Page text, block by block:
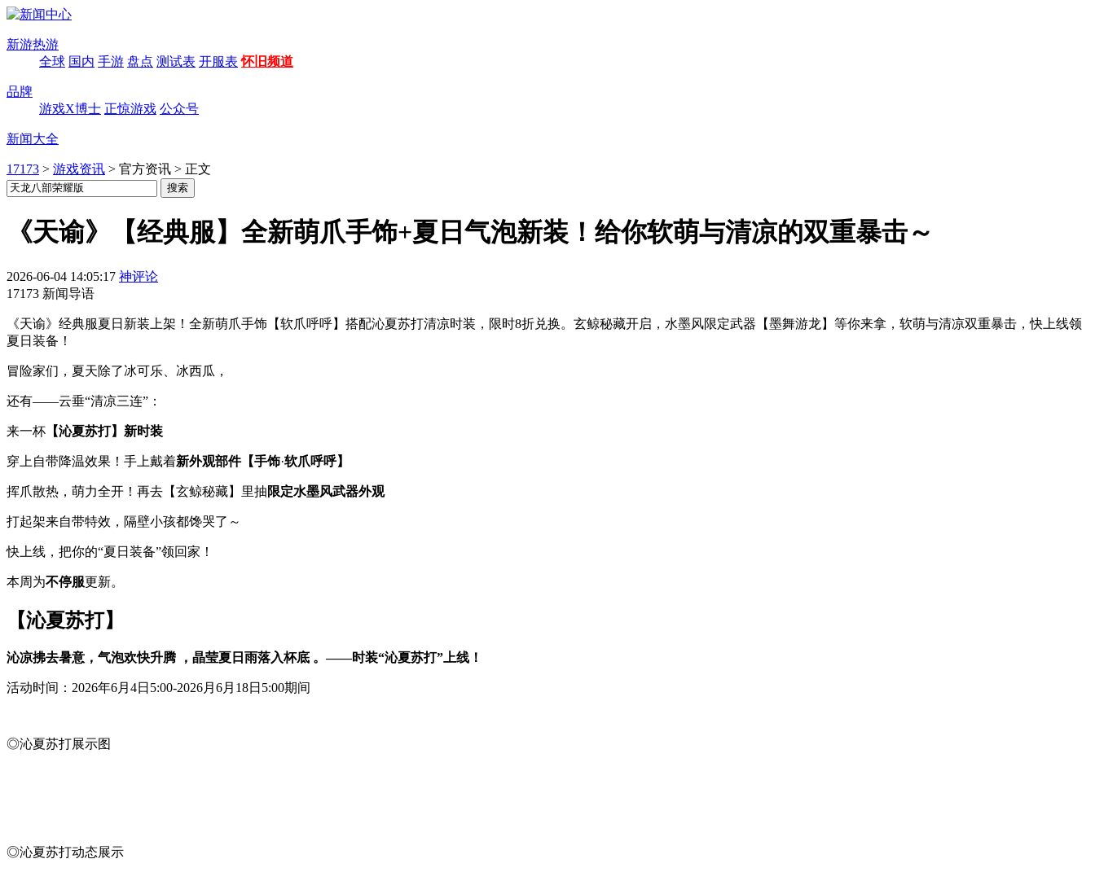
新游热游
全球 国内 手游 盘点 测试表 开服表 怀旧频道
品牌
游戏X博士 正惊游戏 公众号
新闻大全
17173 > 游戏资讯 > 官方资讯 > 正文
《天谕》【经典服】全新萌爪手饰+夏日气泡新装！给你软萌与清凉的双重暴击～
2026-06-04 14:05:17 神评论
17173 新闻导语
《天谕》经典服夏日新装上架！全新萌爪手饰【软爪呼呼】搭配沁夏苏打清凉时装，限时8折兑换。玄鲸秘藏开启，水墨风限定武器【墨舞游龙】等你来拿，软萌与清凉双重暴击，快上线领
夏日装备！
冒险家们，夏天除了冰可乐、冰西瓜，
还有——云垂“清凉三连”：
来一杯 【沁夏苏打】新时装
穿上自带降温效果！手上戴着新外观部件【手饰·软爪呼呼】
挥爪散热，萌力全开！再去【玄鲸秘藏】里抽限定水墨风武器外观
打起架来自带特效，隔壁小孩都馋哭了～
快上线，把你的“夏日装备”领回家！
本周为不停服更新。
【沁夏苏打】
沁凉拂去暑意，气泡欢快升腾 ，晶莹夏日雨落入杯底 。——时装“沁夏苏打”上线！
活动时间：2026年6月4日5:00-2026月6月18日5:00期间
◎沁夏苏打展示图
◎沁夏苏打动态展示